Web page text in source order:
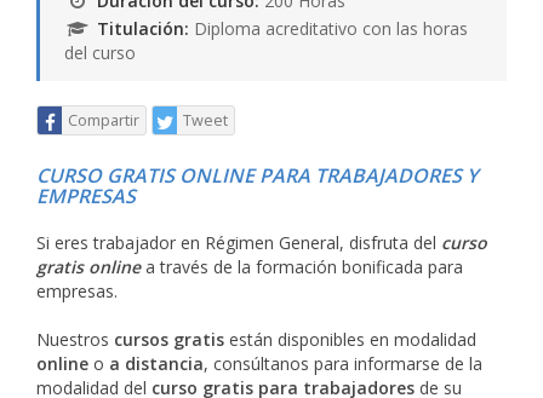
Titulación: Diploma acreditativo con las horas
del curso
Compartir Tweet
CURSO GRATIS ONLINE PARA TRABAJADORES Y
EMPRESAS
Si eres trabajador en Régimen General, disfruta del curso
gratis onlinea través de la formación bonificada para
empresas.
Nuestros cursos gratis están disponibles en modalidad
online o a distancia, consúltanos para informarse de la
modalidad del curso gratis para trabajadores de su